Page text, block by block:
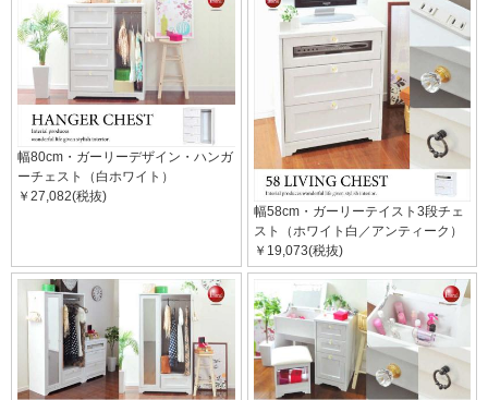
幅80cm・ガーリーデザイン・ハンガ
ーチェスト（白ホワイト）
￥27,082(税抜)
幅58cm・ガーリーテイスト3段チェ
スト（ホワイト白／アンティーク）
￥19,073(税抜)